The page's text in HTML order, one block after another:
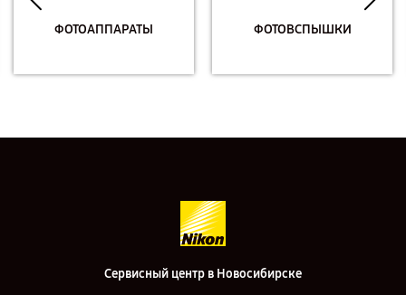
ФОТОАППАРАТЫ ФОТОВСПЫШКИ
Сервисный центр в Новосибирске